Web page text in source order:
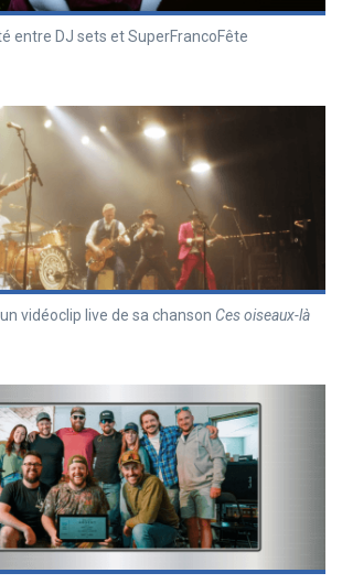
entre DJ sets et SuperFrancoFête
vidéoclip live de sa chanson Ces oiseaux-là